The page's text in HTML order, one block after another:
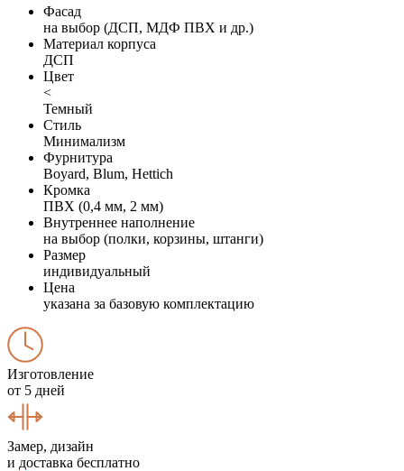
Фасад
на выбор (ДСП, МДФ ПВХ и др.)
Материал корпуса
ДСП
Цвет
<
Темный
Стиль
Минимализм
Фурнитура
Boyard, Blum, Hettich
Кромка
ПВХ (0,4 мм, 2 мм)
Внутреннее наполнение
на выбор (полки, корзины, штанги)
Размер
индивидуальный
Цена
указана за базовую комплектацию
Изготовление
от 5 дней
Замер, дизайн
и доставка бесплатно